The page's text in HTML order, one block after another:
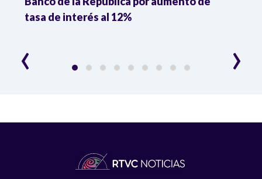
tasa de interés al 12%
‹ ›